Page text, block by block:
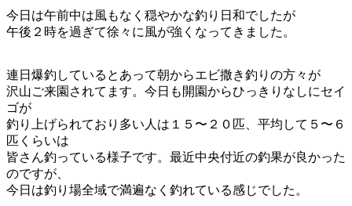
今日は午前中は風もなく穏やかな釣り日和でしたが
午後２時を過ぎて徐々に風が強くなってきました。
連日爆釣しているとあって朝からエビ撒き釣りの方々が
沢山ご来園されてます。今日も開園からひっきりなしにセイ
ゴが
釣り上げられており多い人は１５〜２０匹、平均して５〜６
匹くらいは
皆さん釣っている様子です。最近中央付近の釣果が良かった
のですが、
今日は釣り場全域で満遍なく釣れている感じでした。